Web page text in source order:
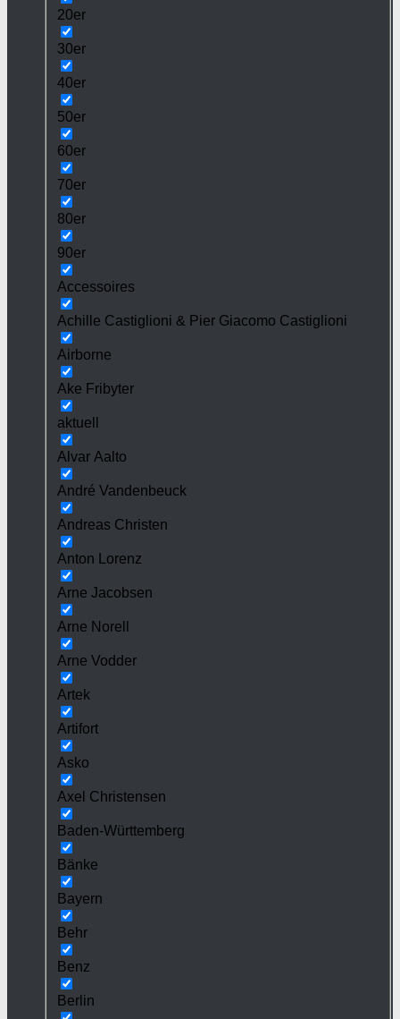
20er
30er
40er
50er
60er
70er
80er
90er
Accessoires
Achille Castiglioni & Pier Giacomo Castiglioni
Airborne
Ake Fribyter
aktuell
Alvar Aalto
André Vandenbeuck
Andreas Christen
Anton Lorenz
Arne Jacobsen
Arne Norell
Arne Vodder
Artek
Artifort
Asko
Axel Christensen
Baden-Württemberg
Bänke
Bayern
Behr
Benz
Berlin